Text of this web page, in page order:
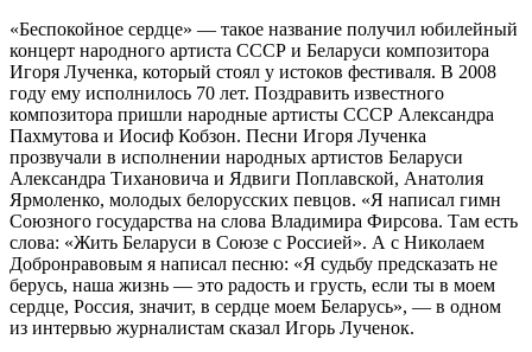
«Беспокойное сердце» — такое название получил юбилейный
концерт народного артиста СССР и Беларуси композитора
Игоря Лученка, который стоял у истоков фестиваля. В 2008
году ему исполнилось 70 лет. Поздравить известного
композитора пришли народные артисты СССР Александра
Пахмутова и Иосиф Кобзон. Песни Игоря Лученка
прозвучали в исполнении народных артистов Беларуси
Александра Тихановича и Ядвиги Поплавской, Анатолия
Ярмоленко, молодых белорусских певцов. «Я написал гимн
Союзного государства на слова Владимира Фирсова. Там есть
слова: «Жить Беларуси в Союзе с Россией». А с Николаем
Добронравовым я написал песню: «Я судьбу предсказать не
берусь, наша жизнь — это радость и грусть, если ты в моем
сердце, Россия, значит, в сердце моем Беларусь», — в одном
из интервью журналистам сказал Игорь Лученок.